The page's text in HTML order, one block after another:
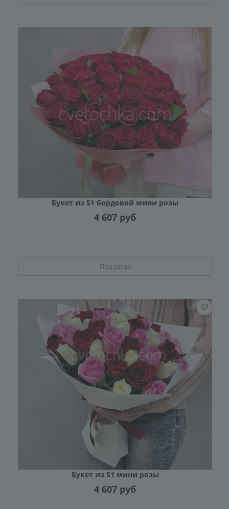
Букет из 51 бордовой мини розы
4 607 руб
Под заказ
Букет из 51 мини розы
4 607 руб